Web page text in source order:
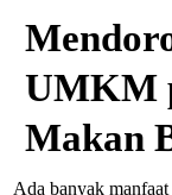
UMKM
Makan
Ada banyak